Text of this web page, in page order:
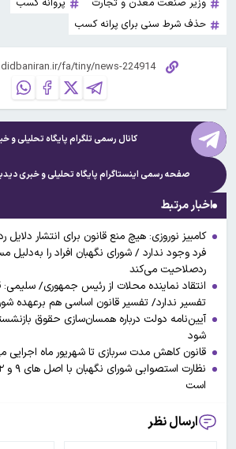
حذف شرط سنی برای پرانه کسب
کانال رسمی تلگرام پایگاه تحلیلی و
صفحه رسمی اینستاگرام پایگاه تحلیلی و خبری
اخبار مرتبط
کامبیز نوروزی: هیچ منع قانون برای انتشار
فرد وجود ندارد / شورای نگهبان افراد را
ردصلاحیت می‌کند
انتقاد نماینده محلات از رئیس جمهوری/
تفسیر ندارد/ تفسیر قانون اساسی هم برعهده
آیین‌نامه دولت درباره همسان‌سازی حقوق
شود
قانون کاهش مدت سربازی تا شهریور ماه اجرایی
است
ارسال نظر